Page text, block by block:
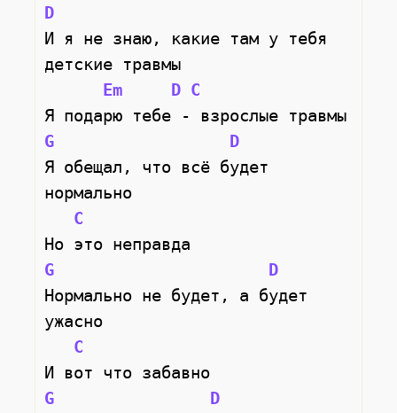
D
И я не знаю, какие там у тебя
детские травмы
Em
D C
Я подарю тебе - взрослые травмы
G
D
Я обещал, что всё будет
нормально
C
Но это неправда
G
D
Нормально не будет, а будет
ужасно
C
И вот что забавно
G
D